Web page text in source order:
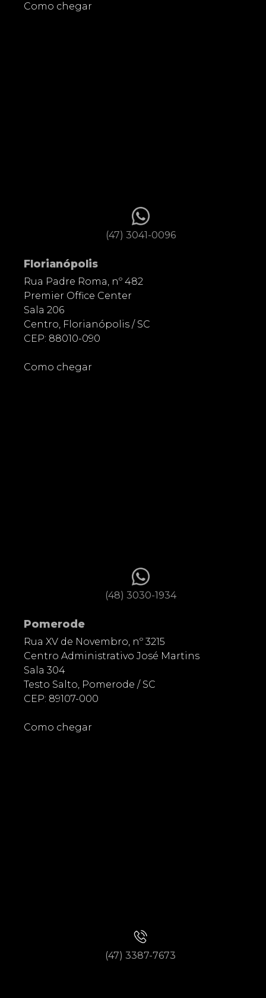
Como chegar
(47) 3041-0096
Florianópolis
Rua Padre Roma, nº 482
Premier Office Center
Sala 206
Centro, Florianópolis / SC
CEP: 88010-090
Como chegar
(48) 3030-1934
Pomerode
Rua XV de Novembro, nº 3215
Centro Administrativo José Martins
Sala 304
Testo Salto, Pomerode / SC
CEP: 89107-000
Como chegar
(47) 3387-7673